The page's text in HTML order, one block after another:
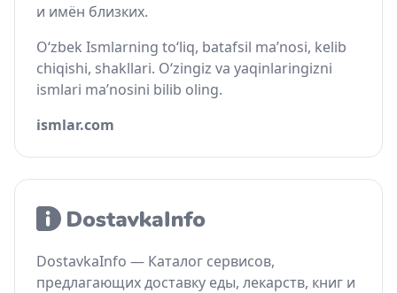
и имён близких.
O‘zbek Ismlarning to‘liq, batafsil ma’nosi, kelib
chiqishi, shakllari. O‘zingiz va yaqinlaringizni
ismlari ma’nosini bilib oling.
ismlar.com
DostavkaInfo — Каталог сервисов,
предлагающих доставку еды, лекарств, книг и